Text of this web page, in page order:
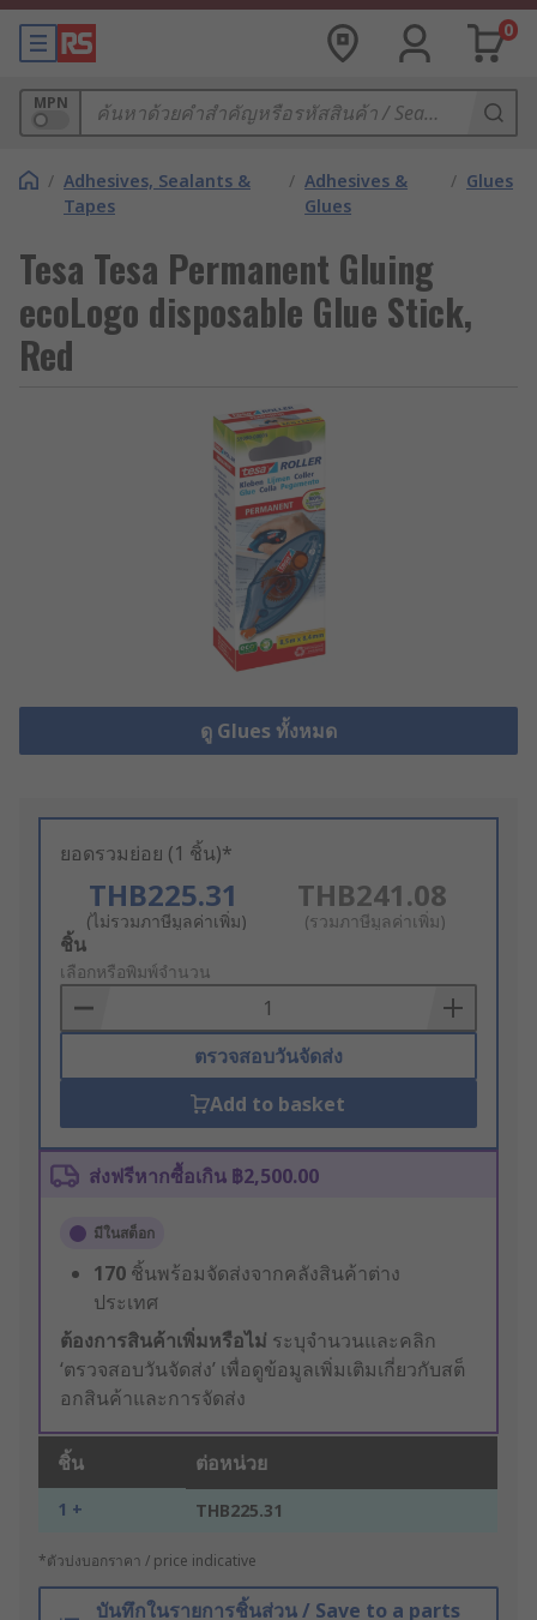
0
MPN
/ Adhesives, Sealants &
Tapes
/ Adhesives &
Glues
/ Glues
Tesa Tesa Permanent Gluing
ecoLogo disposable Glue Stick,
Red
ดู Glues ทั้งหมด
ยอดรวมย่อย (1 ชิ้น)*
THB225.31
(ไม่รวมภาษีมูลค่าเพิ่ม)
THB241.08
(รวมภาษีมูลค่าเพิ่ม)
Add
to
Basket
ชิ้น
เลือกหรือพิมพ์จำนวน
ตรวจสอบวันจัดส่ง
Add to basket
ส่งฟรีหากซื้อเกิน ฿2,500.00
มีในสต็อก
170 ชิ้นพร้อมจัดส่งจากคลังสินค้าต่าง
ประเทศ
ต้องการสินค้าเพิ่มหรือไม่ ระบุจำนวนและคลิก
‘ตรวจสอบวันจัดส่ง’ เพื่อดูข้อมูลเพิ่มเติมเกี่ยวกับสต็
อกสินค้าและการจัดส่ง
ชิ้น ต่อหน่วย
1 + THB225.31
*ตัวบ่งบอกราคา / price indicative
บันทึกในรายการชิ้นส่วน / Save to a parts